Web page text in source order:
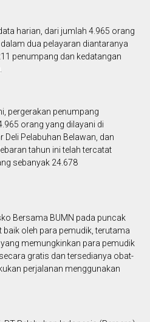
harian, dari jumlah 4.965 orang
dua pelayaran diantaranya
penumpang dan kedatangan
pergerakan penumpang
orang yang dilayani di
Pelabuhan Belawan, dan
tahun ini telah tercatat
sebanyak 24.678
Bersama BUMN pada puncak
oleh para pemudik, terutama
memungkinkan para pemudik
gratis dan tersedianya obat-
perjalanan menggunakan